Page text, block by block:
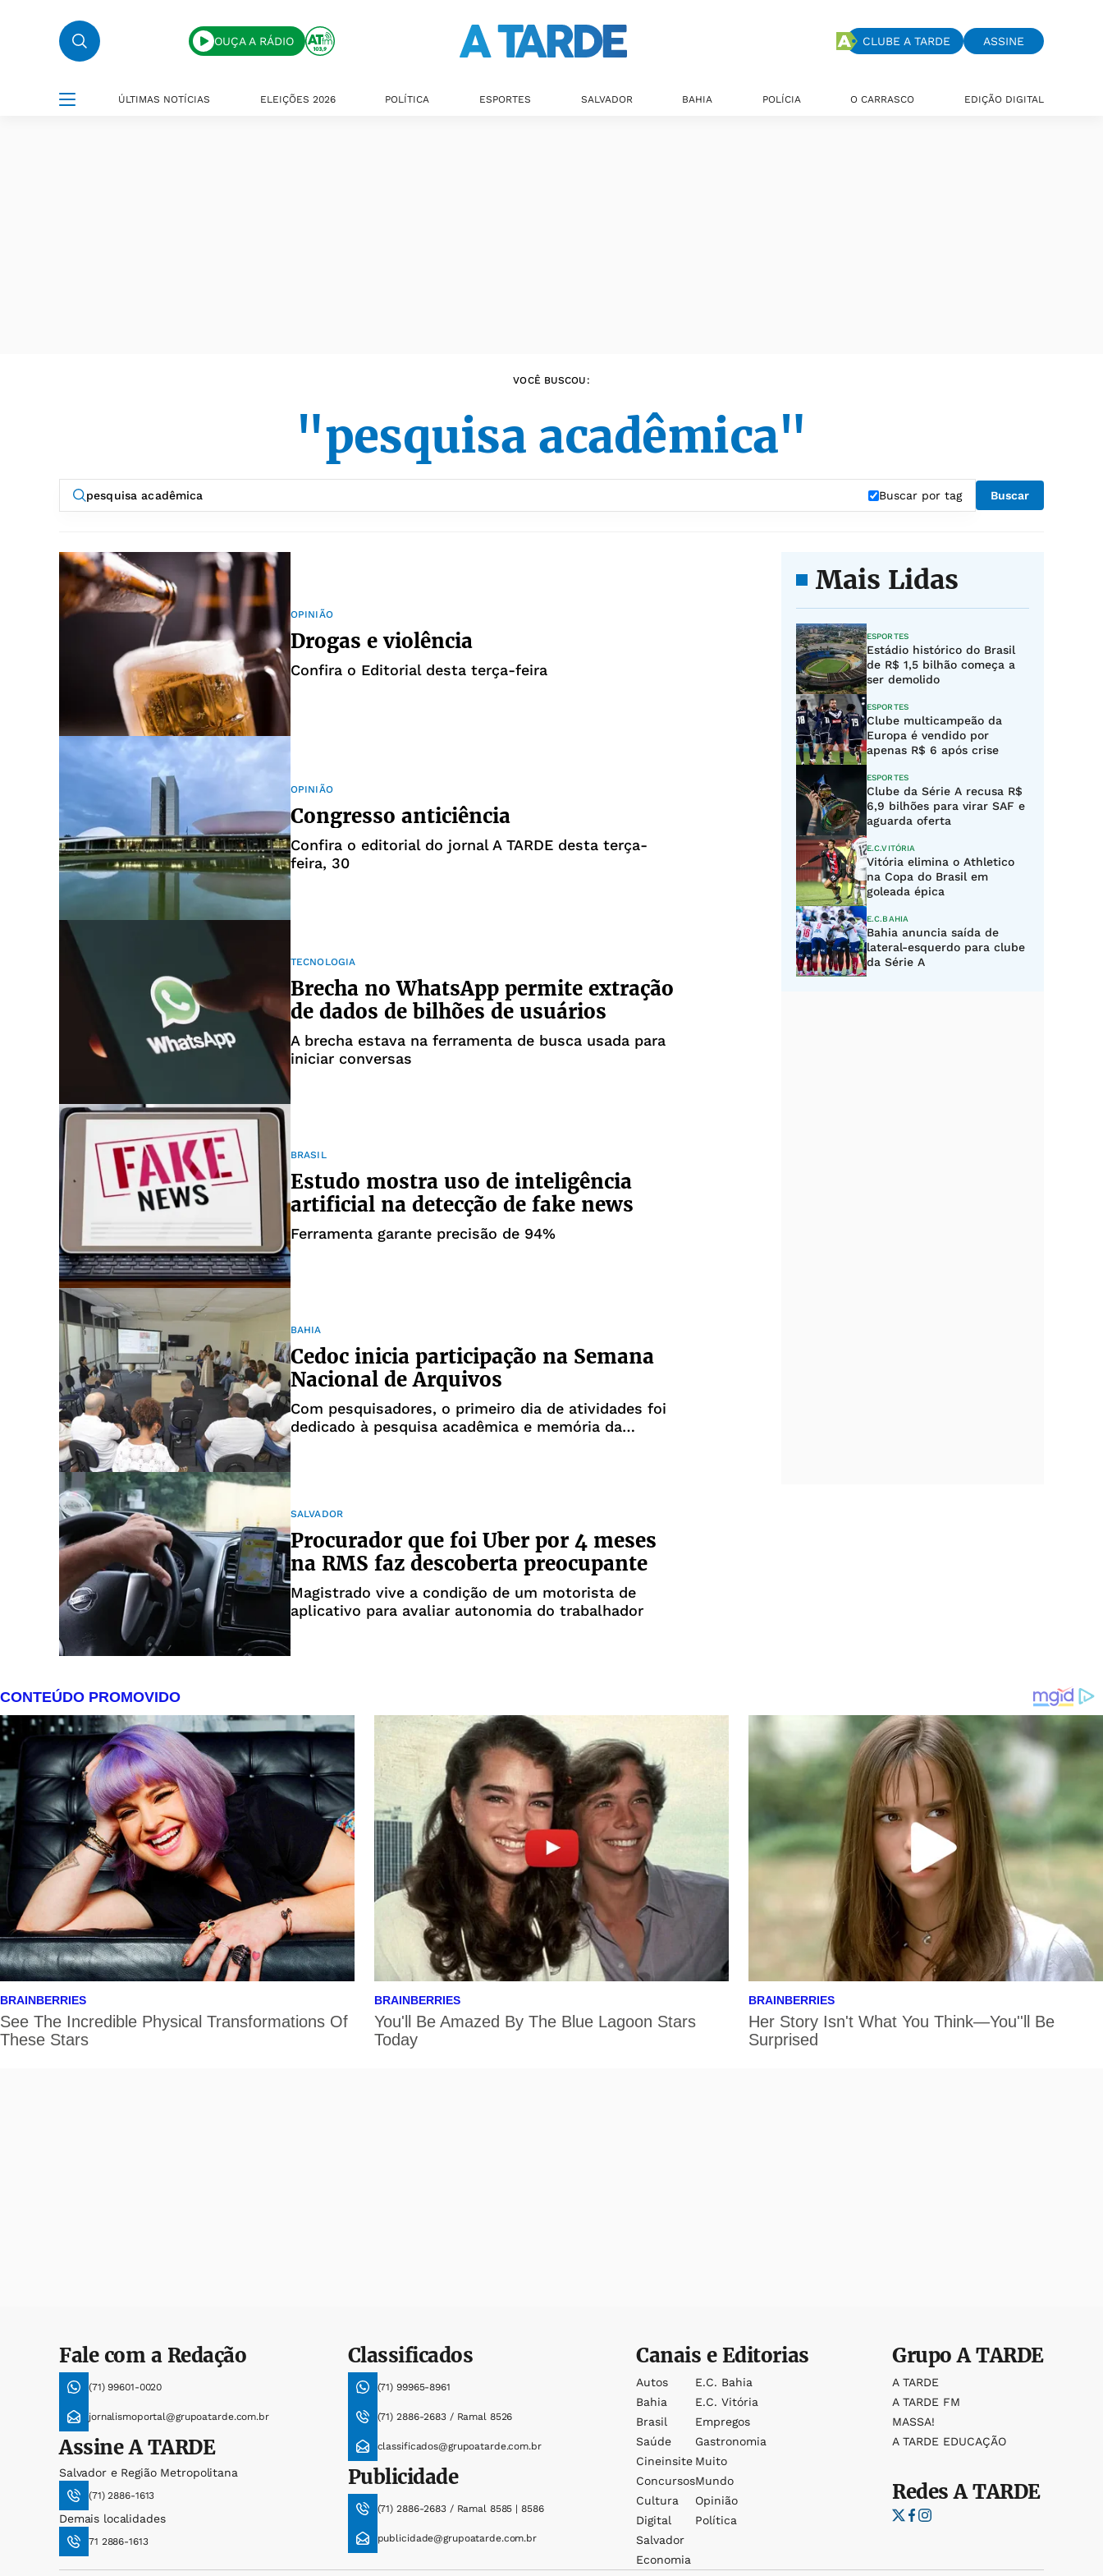
OUÇA A RÁDIO CLUBE A TARDE ASSINE
ÚLTIMAS NOTÍCIAS ELEIÇÕES 2026 POLÍTICA ESPORTES SALVADOR BAHIA POLÍCIA O CARRASCO EDIÇÃO DIGITAL
VOCÊ BUSCOU:
"pesquisa acadêmica"
Buscar por tag Buscar
OPINIÃO
Drogas e violência
Confira o Editorial desta terça-feira
OPINIÃO
Congresso anticiência
Confira o editorial do jornal A TARDE desta terça-
feira, 30
TECNOLOGIA
Brecha no WhatsApp permite extração
de dados de bilhões de usuários
A brecha estava na ferramenta de busca usada para
iniciar conversas
BRASIL
Estudo mostra uso de inteligência
artificial na detecção de fake news
Ferramenta garante precisão de 94%
BAHIA
Cedoc inicia participação na Semana
Nacional de Arquivos
Com pesquisadores, o primeiro dia de atividades foi
dedicado à pesquisa acadêmica e memória da
SALVADOR
Procurador que foi Uber por 4 meses
na RMS faz descoberta preocupante
Magistrado vive a condição de um motorista de
aplicativo para avaliar autonomia do trabalhador
Mais Lidas
ESPORTES
Estádio histórico do Brasil
de R$ 1,5 bilhão começa a
ser demolido
ESPORTES
Clube multicampeão da
Europa é vendido por
apenas R$ 6 após crise
ESPORTES
Clube da Série A recusa R$
6,9 bilhões para virar SAF e
aguarda oferta
E.C.VITÓRIA
Vitória elimina o Athletico
na Copa do Brasil em
goleada épica
E.C.BAHIA
Bahia anuncia saída de
lateral-esquerdo para clube
da Série A
Fale com a Redação
(71) 99601-0020
jornalismoportal@grupoatarde.com.br
AssineA TARDE
Salvador e Região Metropolitana
(71) 2886-1613
Demais localidades
71 2886-1613
Classificados
(71) 99965-8961
(71) 2886-2683 / Ramal 8526
classificados@grupoatarde.com.br
Publicidade
(71) 2886-2683 / Ramal 8585 | 8586
publicidade@grupoatarde.com.br
Canais e Editorias
Autos
Bahia
Brasil
Saúde
Cineinsite
Concursos
Cultura
Digital
Salvador
Economia
E.c. Bahia
E.c. Vitória
Empregos
Gastronomia
Muito
Mundo
Opinião
Política
GrupoA TARDE
A TARDE
A TARDE FM
MASSA!
A TARDE EDUCAÇÃO
RedesA TARDE